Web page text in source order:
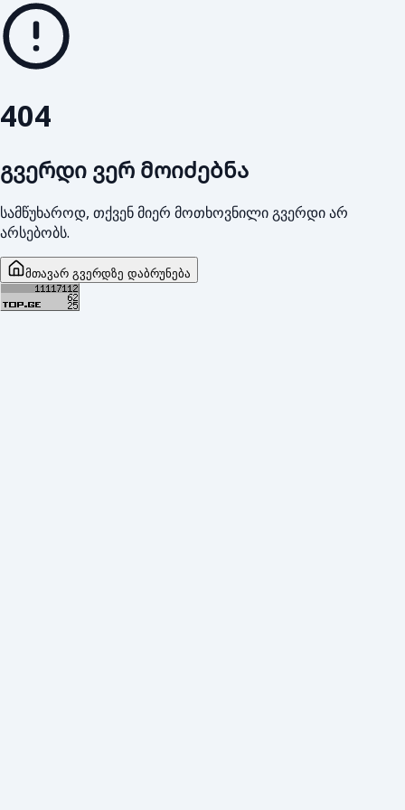
404
გვერდი ვერ მოიძებნა
სამწუხაროდ, თქვენ მიერ მოთხოვნილი გვერდი არ
არსებობს.
მთავარ გვერდზე დაბრუნება